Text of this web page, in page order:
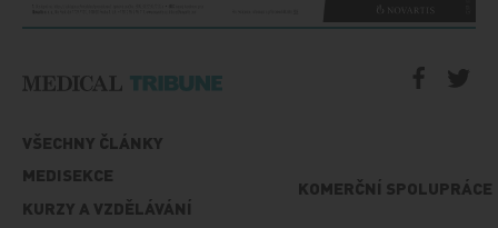
VŠECHNY ČLÁNKY
MEDISEKCE
KURZY A VZDĚLÁVÁNÍ
KOMERČNÍ SPOLUPRÁCE